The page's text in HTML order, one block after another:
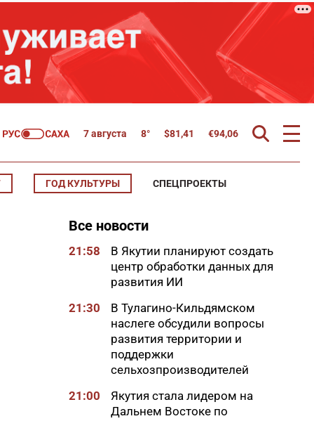
7 августа 8° $81,41 €94,06
ГОД КУЛЬТУРЫ СПЕЦПРОЕКТЫ
Все новости
21:58
В Якутии планируют создать
центр обработки данных для
развития ИИ
21:30
В Тулагино-Кильдямском
наслеге обсудили вопросы
развития территории и
поддержки
сельхозпроизводителей
21:00
Якутия стала лидером на
Дальнем Востоке по